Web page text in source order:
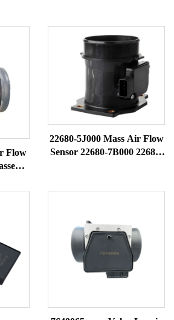
Flow
22680-5J000 Mass Air Flow
Sensor 22680-7B000 22680-
Luchthoevemeter